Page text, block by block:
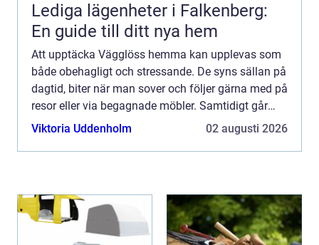
Lediga lägenheter i Falkenberg:
En guide till ditt nya hem
Att upptäcka Vägglöss hemma kan upplevas som
både obehagligt och stressande. De syns sällan på
dagtid, biter när man sover och följer gärna med på
resor eller via begagnade möbler. Samtidigt går
problemet att lösa men nyckeln är att agera
Viktoria Uddenholm 02 augusti 2026